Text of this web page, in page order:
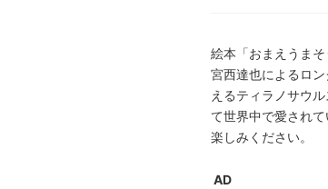
絵本「おまえうま
宮西達也によるロ
えるティラノサウ
て世界中で愛され
楽しみください。
AD